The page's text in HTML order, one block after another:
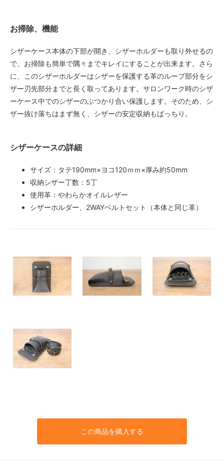
お掃除、機能
シザーケース本体の下部が開き、シザーホルダーも取り外せるの
で、お掃除も簡単で隅々までキレイにすることが出来ます。さら
に、このシザーホルダーはシザーを保護する革のループ部分をシ
ザー刃先部分までと長く取ってあります。サロンワーク時のシザ
ーケース中でのシザーのぶつかり合い保護します。そのため、シ
ザー抜け落ちはまず無く、シザーの安定収納もばっちり。
シザーケースの詳細
サイズ：タテ190mm×ヨコ120ｍｍ×厚み約50mm
収納シザー丁数：5丁
使用革：やわらかオイルレザー
シザーホルダー、2WAYベルトセット（本体と同じ革）
この商品を購入する